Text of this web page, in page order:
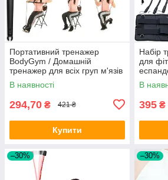
Портативний тренажер
BodyGym / Домашній
тренажер для всіх груп м'язів
В наявності
294,70 ₴ 421 ₴
Купити
Набір
для
В
395 ₴
–30% –30%